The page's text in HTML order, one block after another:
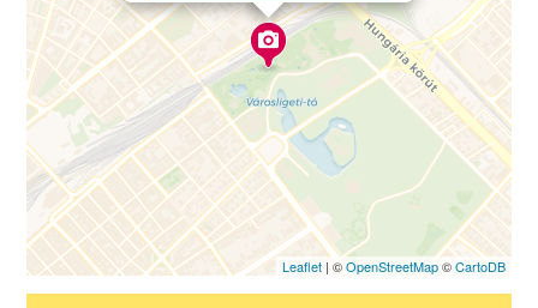
Leaflet| ©OpenStreetMap©CartoDB